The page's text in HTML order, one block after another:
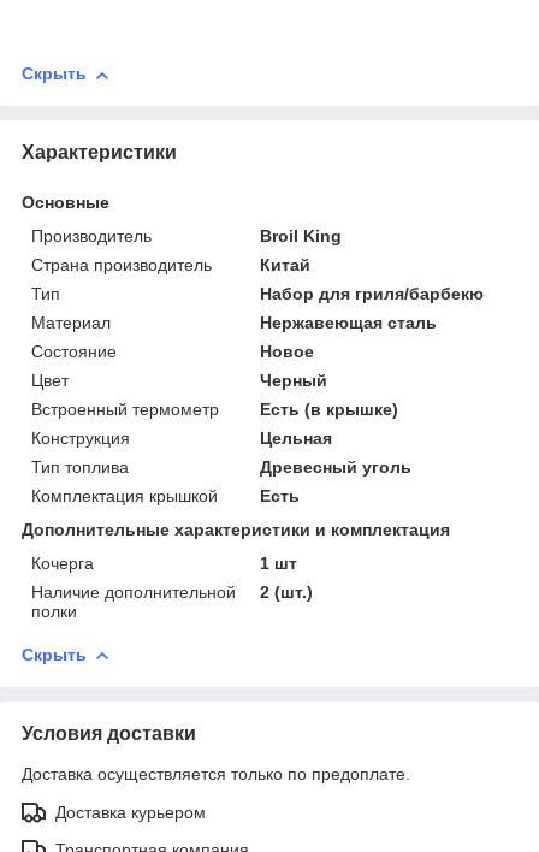
Скрыть
Характеристики
Основные
Производитель
Broil King
Страна производитель
Китай
Тип
Набор для гриля/барбекю
Материал
Нержавеющая сталь
Состояние
Новое
Цвет
Черный
Встроенный термометр
Есть (в крышке)
Конструкция
Цельная
Тип топлива
Древесный уголь
Комплектация крышкой
Есть
Дополнительные характеристики и комплектация
Кочерга
1 шт
Наличие дополнительной
полки
2 (шт.)
Скрыть
Условия доставки
Доставка осуществляется только по предоплате.
Доставка курьером